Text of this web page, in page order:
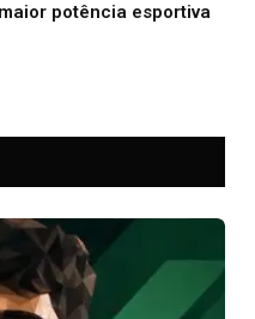
potência esportiva